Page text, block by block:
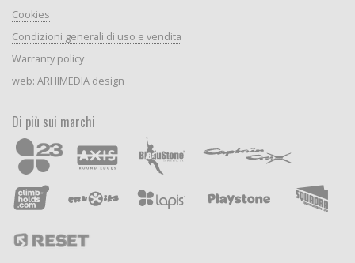
Cookies
Condizioni generali di uso e vendita
Warranty policy
web: ARHIMEDIA design
Di più sui marchi